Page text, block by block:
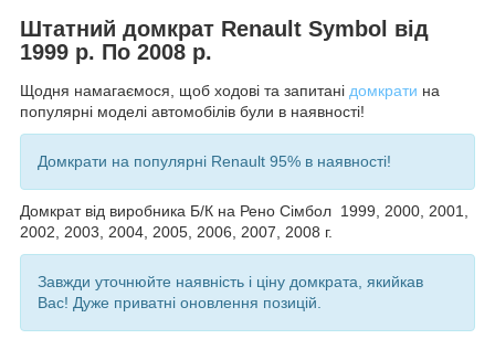
Штатний домкрат Renault Symbol від
1999 р. По 2008 р.
Щодня намагаємося, щоб ходові та запитані домкрати на
популярні моделі автомобілів були в наявності!
Домкрати на популярні Renault 95% в наявності!
Домкрат від виробника Б/К на Рено Сімбол 1999, 2000, 2001,
2002, 2003, 2004, 2005, 2006, 2007, 2008 г.
Завжди уточнюйте наявність і ціну домкрата, якийкав
Вас! Дуже приватні оновлення позицій.